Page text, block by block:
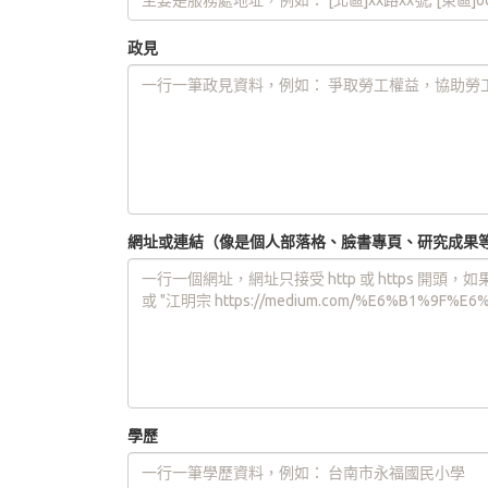
政見
網址或連結（像是個人部落格、臉書專頁、研究成果
學歷